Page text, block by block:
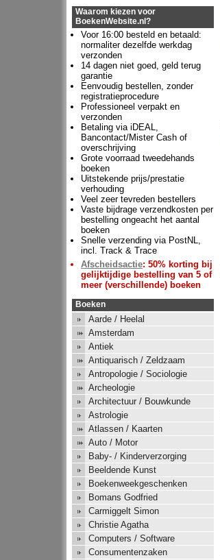
Waarom kiezen voor
BoekenWebsite.nl?
Voor 16:00 besteld en betaald:
normaliter dezelfde werkdag
verzonden
14 dagen niet goed, geld terug
garantie
Eenvoudig bestellen, zonder
registratieprocedure
Professioneel verpakt en
verzonden
Betaling via iDEAL,
Bancontact/Mister Cash of
overschrijving
Grote voorraad tweedehands
boeken
Uitstekende prijs/prestatie
verhouding
Veel zeer tevreden bestellers
Vaste bijdrage verzendkosten per
bestelling ongeacht het aantal
boeken
Snelle verzending via PostNL,
incl. Track & Trace
Afscheidsactie: 50% korting bij
gelijktijdige bestelling van 5 of
meer (verschillende) boeken
Boeken
Aarde / Heelal
Amsterdam
Antiek
Antiquarisch / Zeldzaam
Antropologie / Sociologie
Archeologie
Architectuur / Bouwkunde
Astrologie
Atlassen / Kaarten
Auto / Motor
Baby- / Kinderverzorging
Beeldende Kunst
Boekenweekgeschenken
Bomans Godfried
Carmiggelt Simon
Christie Agatha
Computers / Software
Consumentenzaken